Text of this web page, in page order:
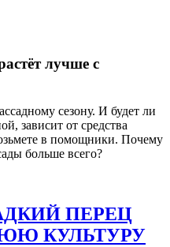
лучше с
сезону. И будет ли
зависит от средства
в помощники. Почему
больше всего?
ПЕРЕЦ
КУЛЬТУРУ